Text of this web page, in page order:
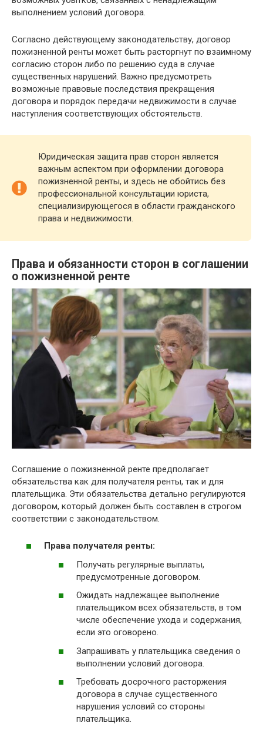
выполнением условий договора.
Согласно действующему законодательству, договор
пожизненной ренты может быть расторгнут по взаимному
согласию сторон либо по решению суда в случае
существенных нарушений. Важно предусмотреть
возможные правовые последствия прекращения
договора и порядок передачи недвижимости в случае
наступления соответствующих обстоятельств.
Юридическая защита прав сторон является
важным аспектом при оформлении договора
пожизненной ренты, и здесь не обойтись без
профессиональной консультации юриста,
специализирующегося в области гражданского
права и недвижимости.
Права и обязанности сторон в соглашении
о пожизненной ренте
Соглашение о пожизненной ренте предполагает
обязательства как для получателя ренты, так и для
плательщика. Эти обязательства детально регулируются
договором, который должен быть составлен в строгом
соответствии с законодательством.
Права получателя ренты:
Получать регулярные выплаты,
предусмотренные договором.
Ожидать надлежащее выполнение
плательщиком всех обязательств, в том
числе обеспечение ухода и содержания,
если это оговорено.
Запрашивать у плательщика сведения о
выполнении условий договора.
Требовать досрочного расторжения
договора в случае существенного
нарушения условий со стороны
плательщика.